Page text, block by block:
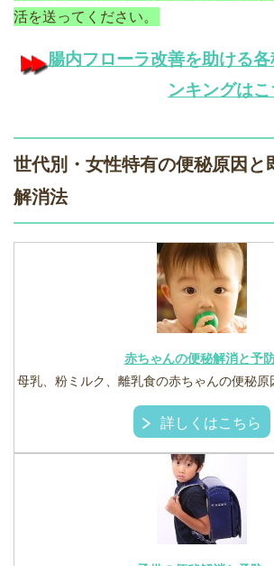
活を送ってください。
腸内フローラ改善を助ける
ンキングは
世代別・女性特有の便秘原因と
解消法
赤ちゃんの便秘解消と予
母乳、粉ミルク、離乳食の赤ちゃんの便秘原
詳しくはこちら